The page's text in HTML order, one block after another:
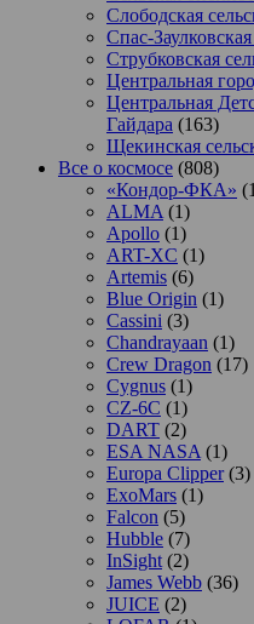
Слободская
Спас-
Струбковская
Центральная
Центральная
Гайдара (163)
Щекинская
Все о космосе (808)
«Кондор-ФКА»
ALMA (1)
Apollo (1)
ART-XC (1)
Artemis (6)
Blue Origin (1)
Cassini (3)
Chandrayaan (1)
Crew Dragon (17)
Cygnus (1)
CZ-6C (1)
DART (2)
ESA NASA (1)
Europa Clipper(3)
ExoMars (1)
Falcon (5)
Hubble (7)
InSight (2)
James Webb (36)
JUICE (2)